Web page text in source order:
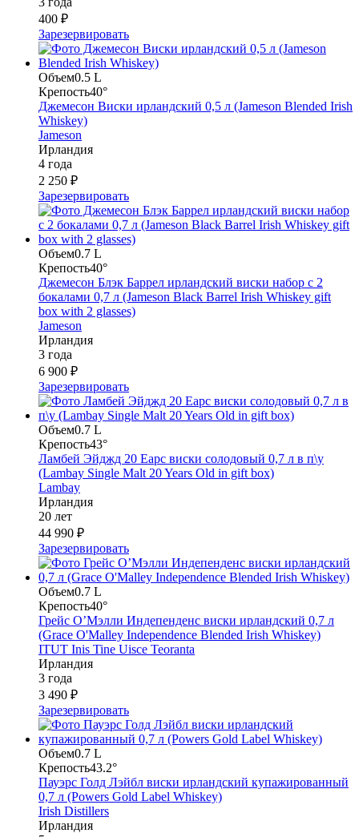
400 ₽
Зарезервировать
Объем0.5 L
Крепость40°
Джемесон Виски ирландский 0,5 л (Jameson Blended Irish
Whiskey)
Jameson
Ирландия
4 года
2 250 ₽
Зарезервировать
Объем0.7 L
Крепость40°
Джемесон Блэк Баррел ирландский виски набор с 2
бокалами 0,7 л (Jameson Black Barrel Irish Whiskey gift
box with 2 glasses)
Jameson
Ирландия
3 года
6 900 ₽
Зарезервировать
Объем0.7 L
Крепость43°
Ламбей Эйджд 20 Еарс виски солодовый 0,7 л в п\у
(Lambay Single Malt 20 Years Old in gift box)
Lambay
Ирландия
20 лет
44 990 ₽
Зарезервировать
Объем0.7 L
Крепость40°
Грейс О’Мэлли Индепенденс виски ирландский 0,7 л
(Grace O'Malley Independence Blended Irish Whiskey)
ITUT Inis Tine Uisce Teoranta
Ирландия
3 года
3 490 ₽
Зарезервировать
Объем0.7 L
Крепость43.2°
Пауэрс Голд Лэйбл виски ирландский купажированный
0,7 л (Powers Gold Label Whiskey)
Irish Distillers
Ирландия